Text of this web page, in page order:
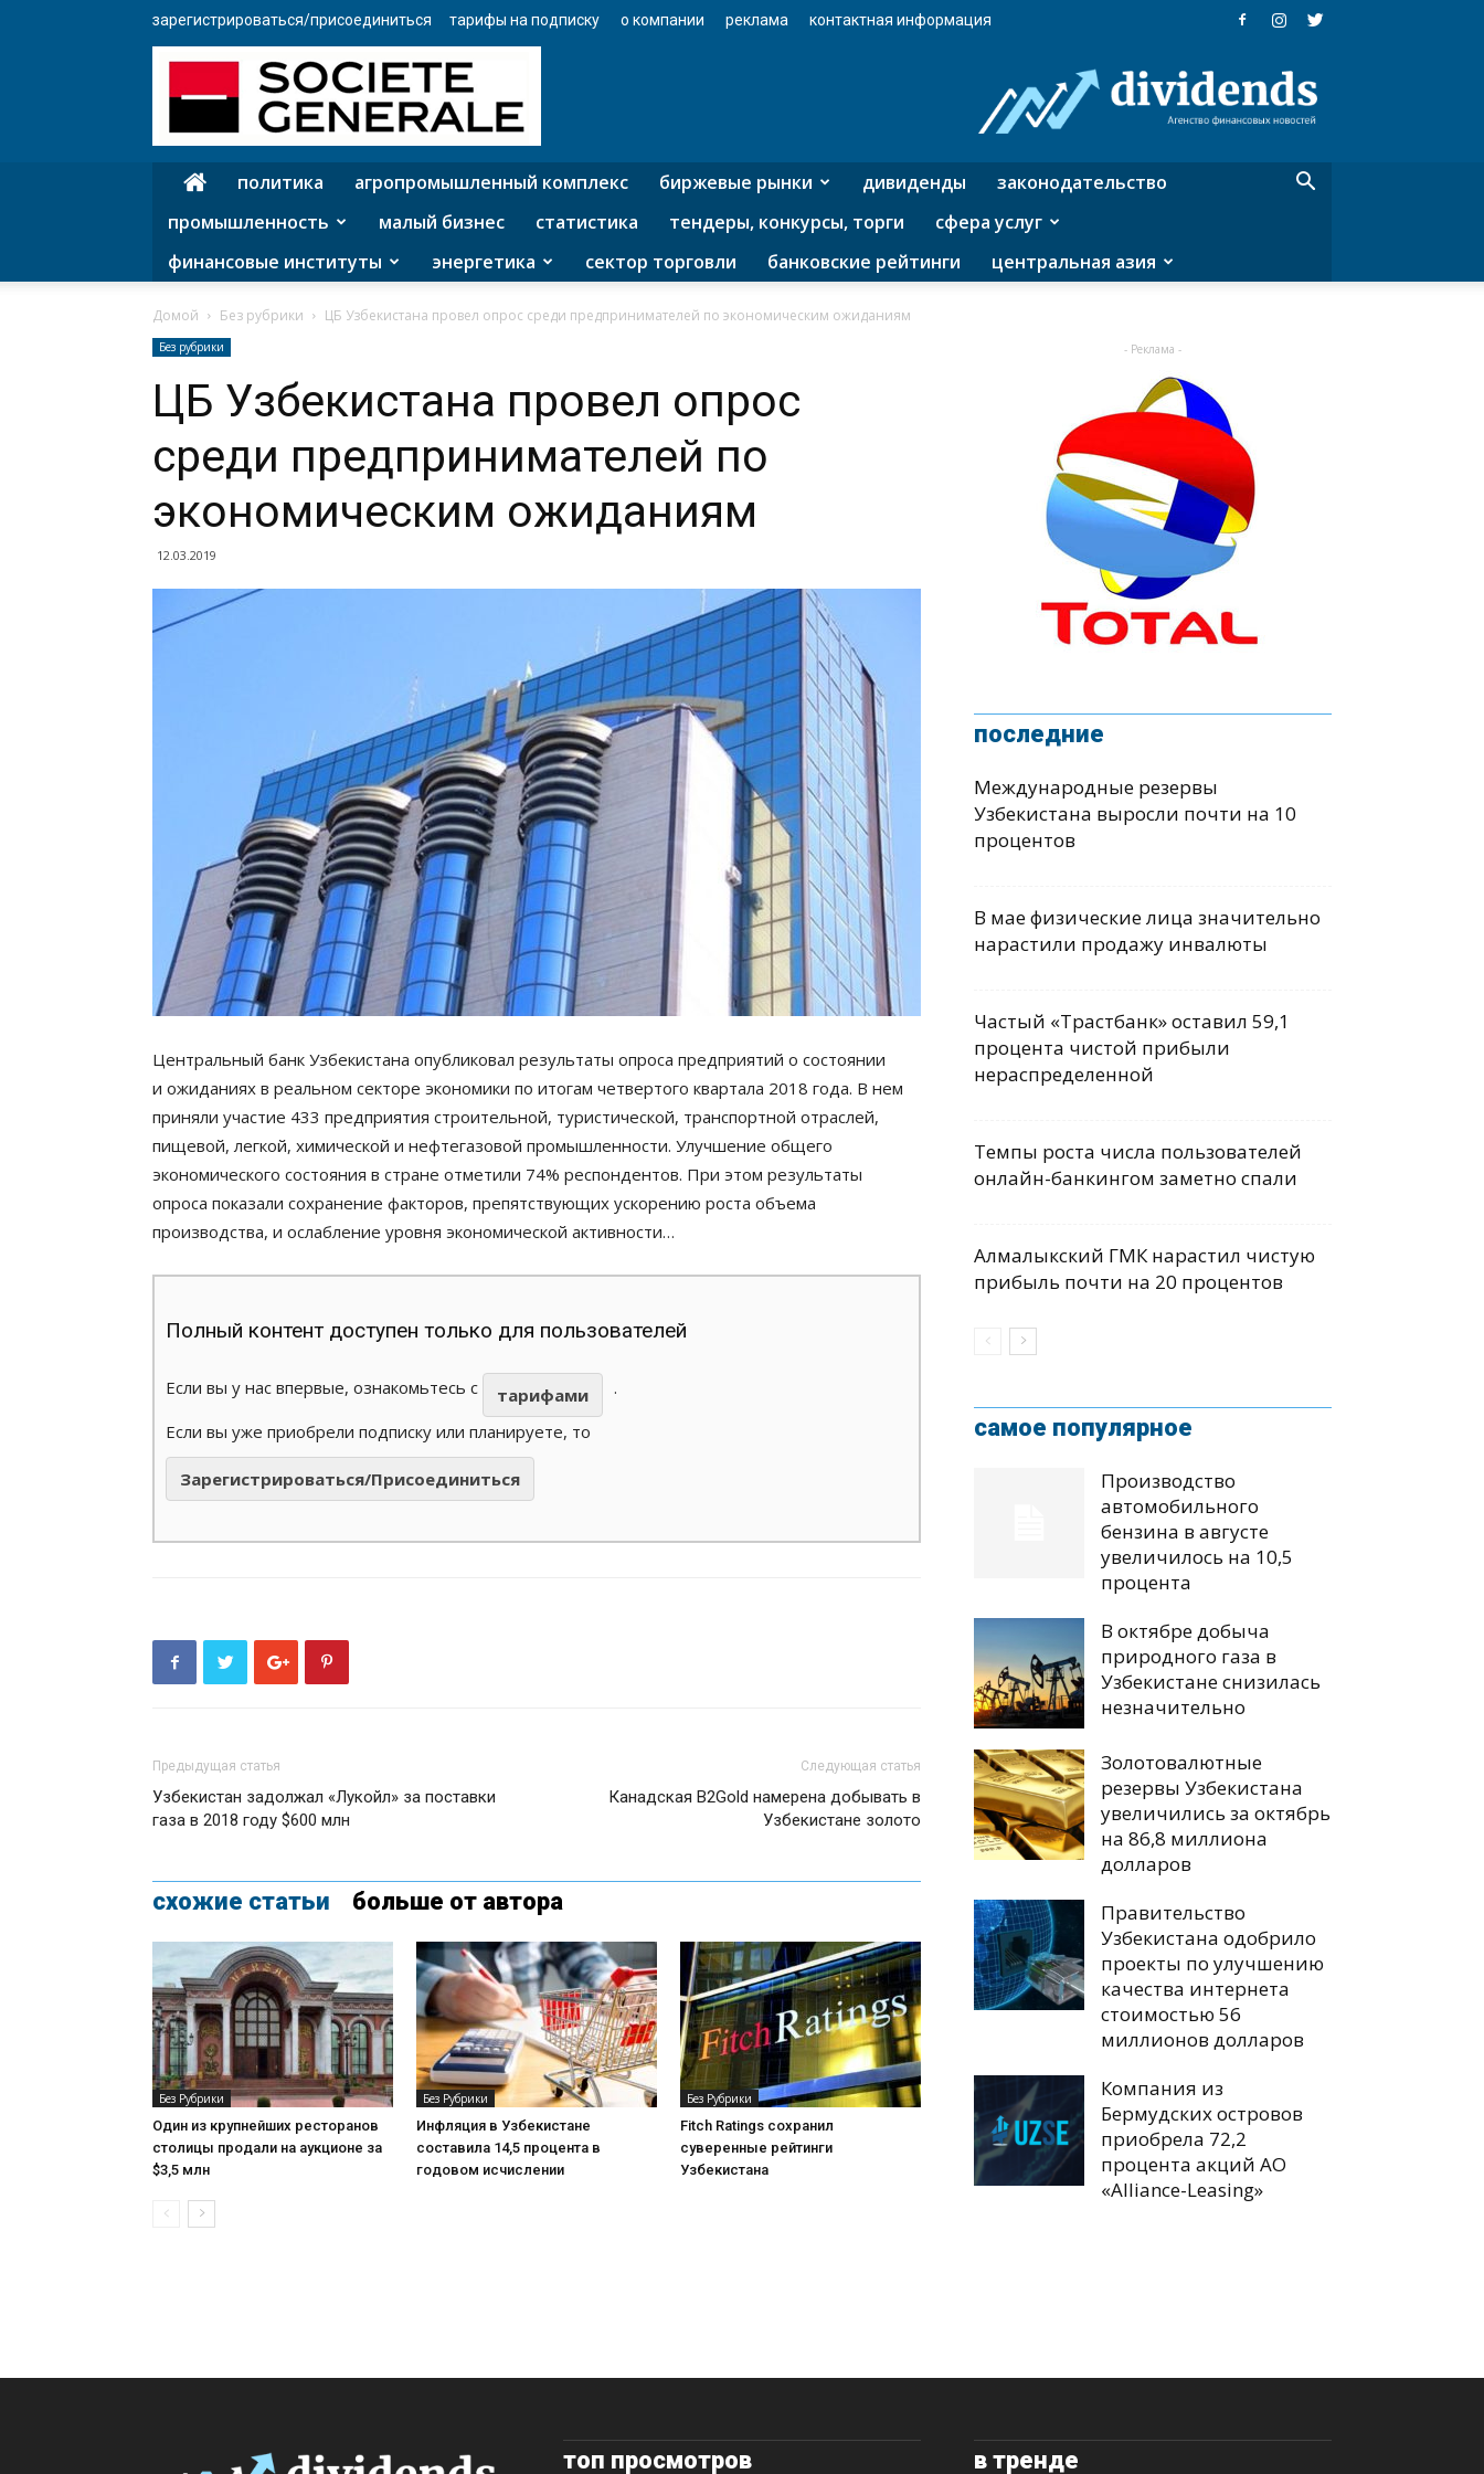
зарегистрироваться/присоединиться тарифы на подписку о компании реклама контактная информация
агентство
финансовых
политика агропромышленный комплекс биржевые рынки дивиденды
законодательство
промышленность
малый бизнес статистика тендеры, конкурсы, торги
сфера услуг
финансовые институты
энергетика сектор торговли банковские рейтинги центральная азия
Домой Без рубрики ЦБ Узбекистана провел опрос среди предпринимателей по экономическим ожиданиям
Без рубрики
ЦБ Узбекистана провел опрос
среди предпринимателей по
экономическим ожиданиям
12.03.2019
Центральный банк Узбекистана опубликовал результаты опроса предприятий о состоянии
и ожиданиях в реальном секторе экономики по итогам четвертого квартала 2018 года. В нем
приняли участие 433 предприятия строительной, туристической, транспортной отраслей,
пищевой, легкой, химической и нефтегазовой промышленности. Улучшение общего
экономического состояния в стране отметили 74% респондентов. При этом результаты
опроса показали сохранение факторов, препятствующих ускорению роста объема
производства, и ослабление уровня экономической активности…
Полный контент доступен только для пользователей
Если вы у нас впервые, ознакомьтесь с тарифами
.
Если вы уже приобрели подписку или планируете, то
Зарегистрироваться/Присоединиться
Предыдущая статья
Узбекистан задолжал «Лукойл» за поставки
газа в 2018 году $600 млн
Следующая статья
Канадская B2Gold намерена добывать в
Узбекистане золото
схожие статьи больше от автора
Без Рубрики
Один из крупнейших ресторанов
столицы продали на аукционе за
$3,5 млн
Без Рубрики
Инфляция в Узбекистане
составила 14,5 процента в
годовом исчислении
Без Рубрики
Fitch Ratings сохранил
суверенные рейтинги
Узбекистана
- Реклама -
последние
Международные резервы
Узбекистана выросли почти на 10
процентов
В мае физические лица значительно
нарастили продажу инвалюты
Частый «Трастбанк» оставил 59,1
процента чистой прибыли
нераспределенной
Темпы роста числа пользователей
онлайн-банкингом заметно спали
Алмалыкский ГМК нарастил чистую
прибыль почти на 20 процентов
самое популярное
Производство
автомобильного
бензина в августе
увеличилось на 10,5
процента
В октябре добыча
природного газа в
Узбекистане снизилась
незначительно
Золотовалютные
резервы Узбекистана
увеличились за октябрь
на 86,8 миллиона
долларов
Правительство
Узбекистана одобрило
проекты по улучшению
качества интернета
стоимостью 56
миллионов долларов
Компания из
Бермудских островов
приобрела 72,2
процента акций АО
«Alliance-Leasing»
топ просмотров в тренде